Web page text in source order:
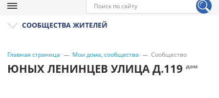
СООБЩЕСТВА ЖИТЕЛЕЙ
Главная страница Мои дома, сообщества Сообщество
ЮНЫХ ЛЕНИНЦЕВ УЛИЦА Д.119 дом